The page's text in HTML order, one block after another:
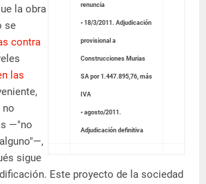
renuncia
• 18/3/2011. Adjudicación
provisional a
Construcciones Murias
SA por 1.447.895,76, más
IVA
• agosto/2011.
Adjudicación definitiva
la obra
se
contra
las
no
—"no
sigue
Este proyecto de la sociedad